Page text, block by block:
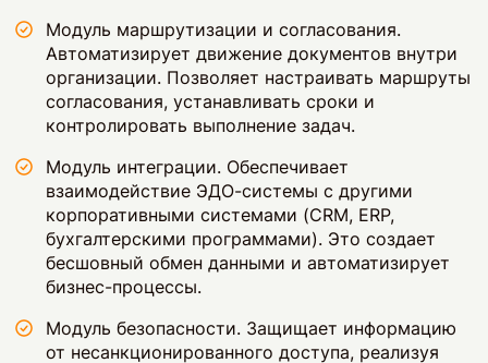
Модуль маршрутизации и согласования.
Автоматизирует движение документов внутри
организации. Позволяет настраивать маршруты
согласования, устанавливать сроки и
контролировать выполнение задач.
Модуль интеграции. Обеспечивает
взаимодействие ЭДО-системы с другими
корпоративными системами (CRM, ERP,
бухгалтерскими программами). Это создает
бесшовный обмен данными и автоматизирует
бизнес-процессы.
Модуль безопасности. Защищает информацию
от несанкционированного доступа, реализуя